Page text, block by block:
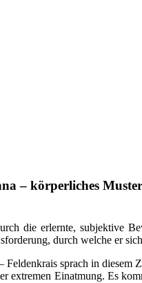
– körperliches
die erlernte, subjektive
durch welche er
Feldenkrais sprach in diesem
extremen Einatmung. Es